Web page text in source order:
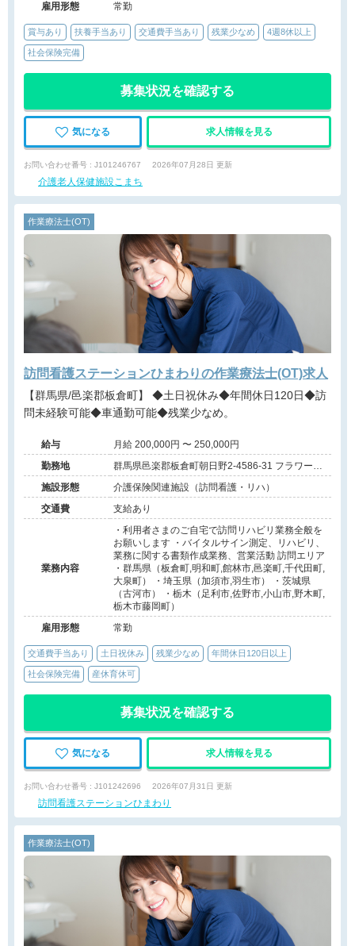
雇用形態
常勤
賞与あり 扶養手当あり 交通費手当あり 残業少なめ 4週8休以上
社会保険完備
募集状況を確認する
気になる 求人情報を見る
お問い合わせ番号 : J101246767 2026年07月28日 更新
介護老人保健施設こまち
作業療法士(OT)
訪問看護ステーションひまわりの作業療法士(OT)求人
【群馬県/邑楽郡板倉町】 ◆土日祝休み◆年間休日120日◆訪
問未経験可能◆車通勤可能◆残業少なめ。
給与
月給 200,000円 〜 250,000円
勤務地
群馬県邑楽郡板倉町朝日野2-4586-31 フラワーリ
ーフ101号室
施設形態
介護保険関連施設（訪問看護・リハ）
交通費
支給あり
業務内容
・利用者さまのご自宅で訪問リハビリ業務全般を
お願いします ・バイタルサイン測定、リハビリ、
業務に関する書類作成業務、営業活動 訪問エリア
・群馬県（板倉町,明和町,館林市,邑楽町,千代田町,
大泉町） ・埼玉県（加須市,羽生市） ・茨城県
（古河市） ・栃木（足利市,佐野市,小山市,野木町,
栃木市藤岡町）
雇用形態
常勤
交通費手当あり 土日祝休み 残業少なめ 年間休日120日以上
社会保険完備 産休育休可
募集状況を確認する
気になる 求人情報を見る
お問い合わせ番号 : J101242696 2026年07月31日 更新
訪問看護ステーションひまわり
作業療法士(OT)